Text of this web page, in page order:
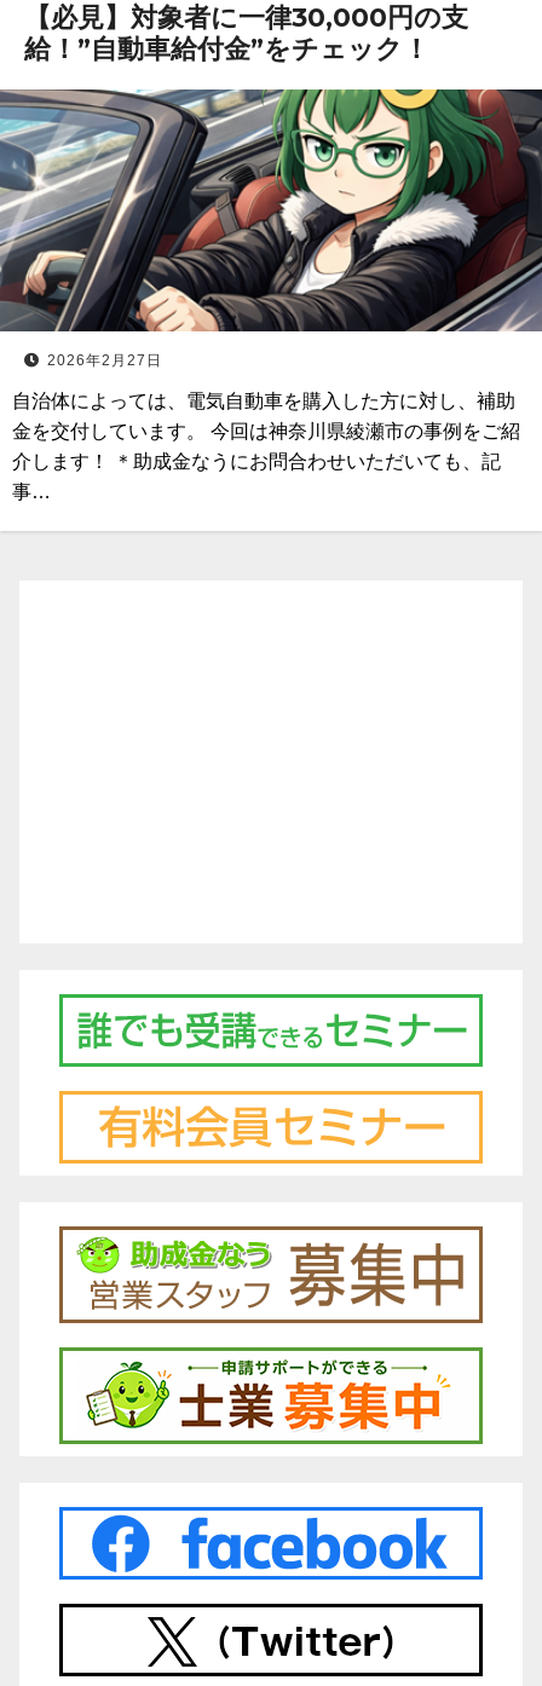
【必見】対象者に一律30,000円の支
給！”自動車給付金”をチェック！
2026年2月27日
自治体によっては、電気自動車を購入した方に対し、補助
金を交付しています。 今回は神奈川県綾瀬市の事例をご紹
介します！ ＊助成金なうにお問合わせいただいても、記
事…